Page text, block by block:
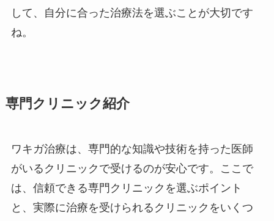
して、自分に合った治療法を選ぶことが大切です
ね。
専門クリニック紹介
ワキガ治療は、専門的な知識や技術を持った医師
がいるクリニックで受けるのが安心です。ここで
は、信頼できる専門クリニックを選ぶポイント
と、実際に治療を受けられるクリニックをいくつ